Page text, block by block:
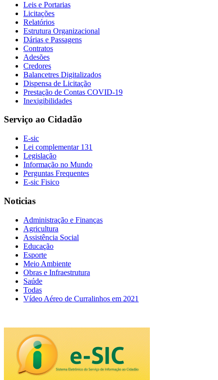
Leis e Portarias
Licitações
Relatórios
Estrutura Organizacional
Dárias e Passagens
Contratos
Adesões
Credores
Balancetres Digitalizados
Dispensa de Licitação
Prestação de Contas COVID-19
Inexigibilidades
Serviço ao Cidadão
E-sic
Lei complementar 131
Legislação
Informação no Mundo
Perguntas Frequentes
E-sic Fisico
Noticias
Administração e Finanças
Agricultura
Assistência Social
Educação
Esporte
Meio Ambiente
Obras e Infraestrutura
Saúde
Todas
Vídeo Aéreo de Curralinhos em 2021